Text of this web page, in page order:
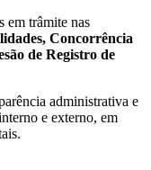
em trâmite nas
Concorrência
de Registro de
administrativa e
e externo, em